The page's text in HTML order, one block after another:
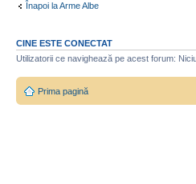
Înapoi la Arme Albe
CINE ESTE CONECTAT
Utilizatorii ce navighează pe acest forum:
Prima pagină